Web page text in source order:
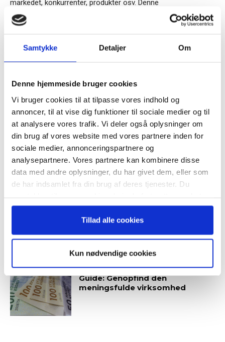
Samtykke Detaljer Om
Denne hjemmeside bruger cookies
Vi bruger cookies til at tilpasse vores indhold og
annoncer, til at vise dig funktioner til sociale medier og til
at analysere vores trafik. Vi deler også oplysninger om
din brug af vores website med vores partnere inden for
sociale medier, annonceringspartnere og
analysepartnere. Vores partnere kan kombinere disse
data med andre oplysninger, du har givet dem, eller som
de har indsamlet fra din brug af deres tjenester. Du
anvende vores hjemmeside.
Tillad alle cookies
Kun nødvendige cookies
markedet, konkurrenter, produkter osv. Denne
informationstype udgør typisk langt den største del af
bestyrelsens informationsinput.
TAGS
arbejdsdelingen mellem bestyrelse og daglig ledelse
indsigtsinformation
overvågningsinformation
samspillet med formanden og CEO
Guide: Seks regler for
succesfuld succession
Guide: Genopfind den
meningsfulde virksomhed
Tilmeld dig vores
nyhedsbrev
– og modtag Ole Borchs bog
“Succes i en dansk bestyrelse”
Bestyrelsesguidens ugentlige nyhedsbrev samt
Tilmeld